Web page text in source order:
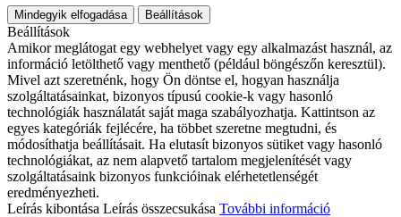
Mindegyik elfogadása Beállítások
Beállítások
Amikor meglátogat egy webhelyet vagy egy alkalmazást használ, az
információ letölthető vagy menthető (például böngészőn keresztül).
Mivel azt szeretnénk, hogy Ön döntse el, hogyan használja
szolgáltatásainkat, bizonyos típusú cookie-k vagy hasonló
technológiák használatát saját maga szabályozhatja. Kattintson az
egyes kategóriák fejlécére, ha többet szeretne megtudni, és
módosíthatja beállításait. Ha elutasít bizonyos sütiket vagy hasonló
technológiákat, az nem alapvető tartalom megjelenítését vagy
szolgáltatásaink bizonyos funkcióinak elérhetetlenségét
eredményezheti.
Leírás kibontása Leírás összecsukása További információ